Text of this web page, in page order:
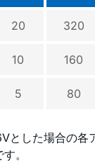
20 320
10 160
5 80
とした場合の各
。